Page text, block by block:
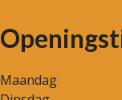
Maandag